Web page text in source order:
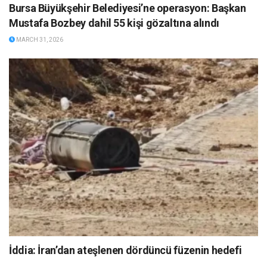
Bursa Büyükşehir Belediyesi’ne operasyon: Başkan
Mustafa Bozbey dahil 55 kişi gözaltına alındı
MARCH 31, 2026
İddia: İran’dan ateşlenen dördüncü füzenin hedefi